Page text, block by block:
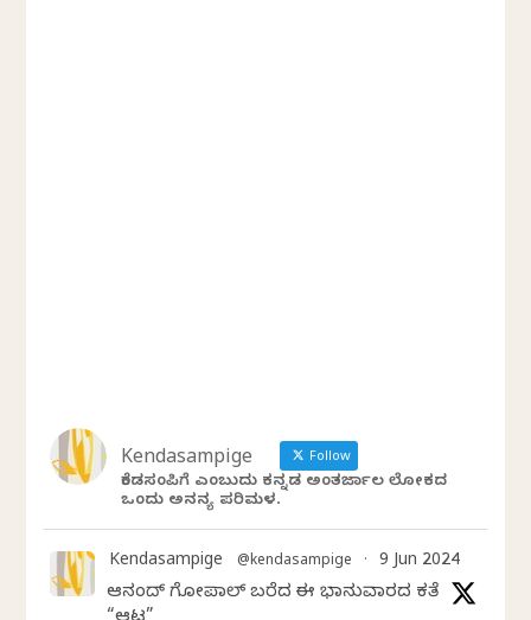
Kendasampige Follow
ಕೆಂಡಸಂಪಿಗೆ ಎಂಬುದು ಕನ್ನಡ ಅಂತರ್ಜಾಲ ಲೋಕದ
ಒಂದು ಅನನ್ಯ ಪರಿಮಳ.
Kendasampige @kendasampige · 9 Jun 2024
ಆನಂದ್‌ ಗೋಪಾಲ್‌ ಬರೆದ ಈ ಭಾನುವಾರದ ಕತೆ